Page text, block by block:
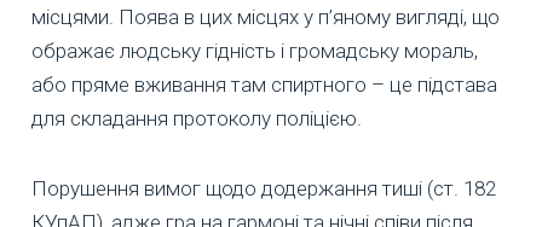
місцями. Поява в цих місцях у п’яному вигляді, що
ображає людську гідність і громадську мораль,
або пряме вживання там спиртного – це підстава
для складання протоколу поліцією.
Порушення вимог щодо додержання тиші (ст. 182